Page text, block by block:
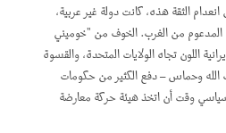
الثقة هذه، كانت دولة غير عربية،
المدعوم من الغرب. الخوف من "خوميني
اللون تجاه الولايات المتحدة، والقسوة
وحماس – دفع الكثير من حكومات
وقت أن اتخذ هيئة حركة معارضة